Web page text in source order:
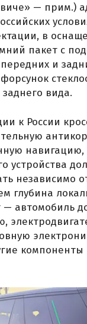
— прим.)
в
пакет с
и
вида.
к России
навигацию,
устройства
независимо
глубина
— автомобиль
компоненты